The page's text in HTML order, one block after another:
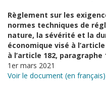
Règlement sur les
normes techniques de
nature, la sévérité et la
économique visé à
à l’article 182, paragraphe
1er mars 2021
Voir le document (en